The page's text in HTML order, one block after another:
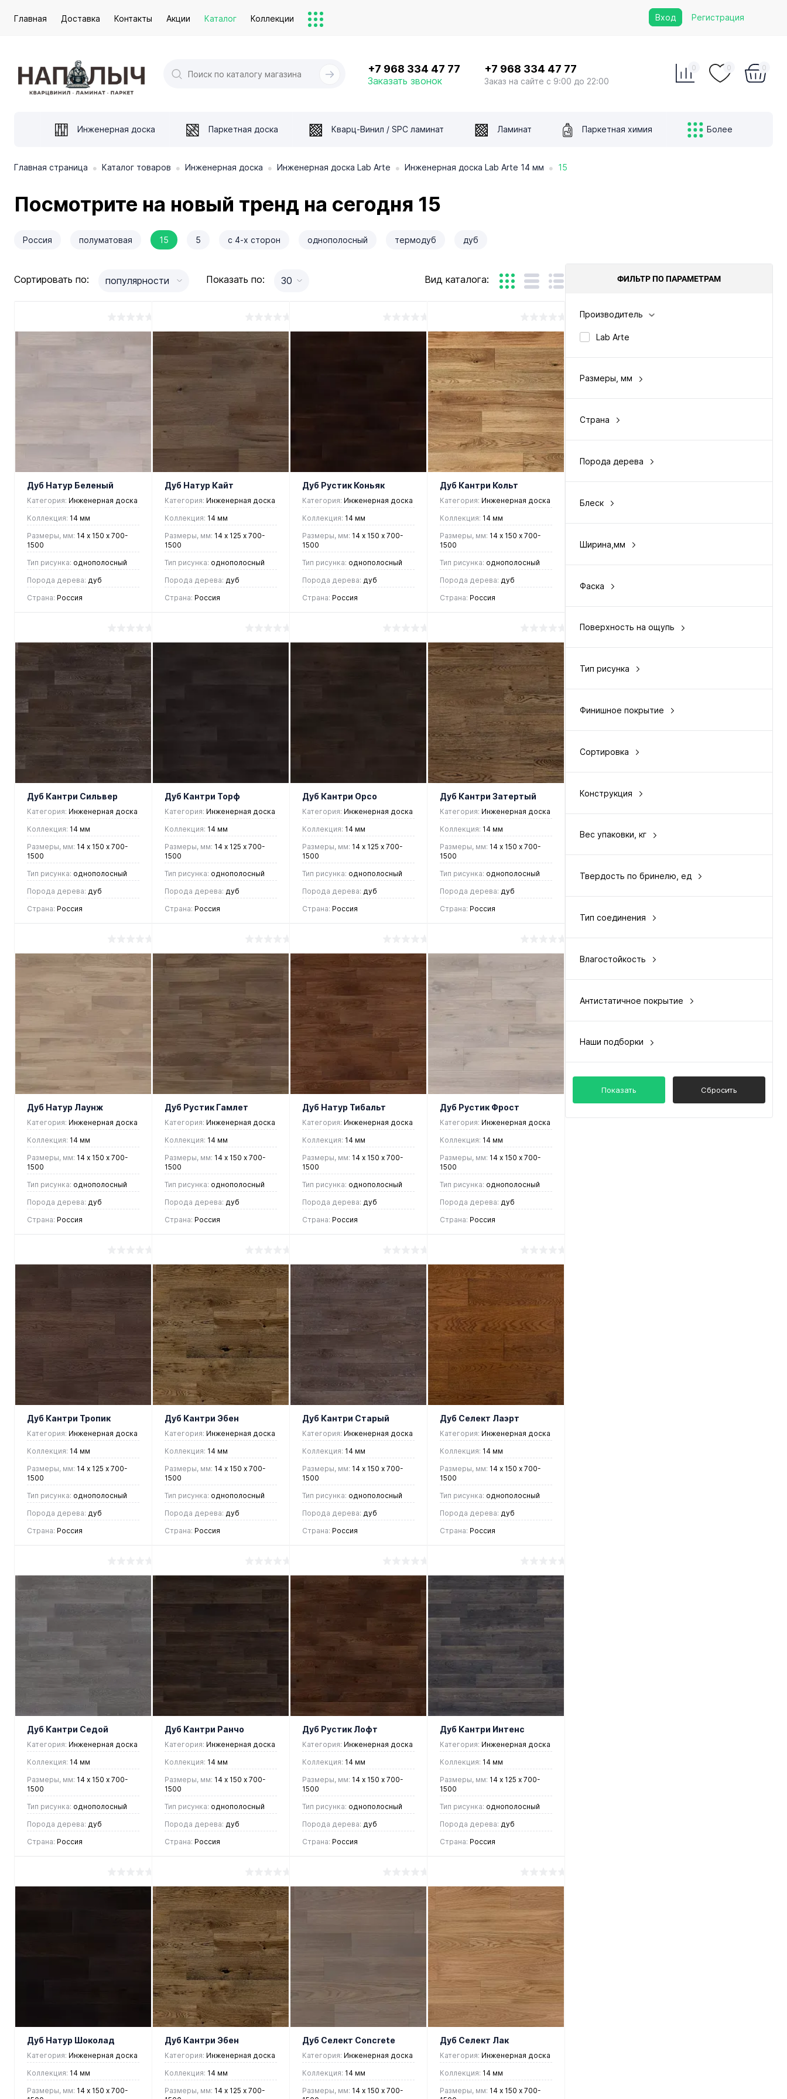
Главная Доставка Контакты Акции Каталог Коллекции Вход Регистрация
+7 968 334 47 77
Заказать звонок
+7 968 334 47 77
Заказ на сайте с 9:00 до 22:00
0 0 0
Инженерная доска Паркетная доска Кварц-Винил / SPC ламинат Ламинат Паркетная химия Более
Главная страница • Каталог товаров • Инженерная доска • Инженерная доска Lab Arte • Инженерная доска Lab Arte 14 мм • 15
Посмотрите на новый тренд на сегодня 15
Россия полуматовая 15 5 с 4-х сторон однополосный термодуб дуб
ФИЛЬТР ПО ПАРАМЕТРАМ
Производитель
Lab Arte
Размеры, мм
Страна
Порода дерева
Блеск
Ширина,мм
Фаска
Поверхность на ощупь
Тип рисунка
Финишное покрытие
Сортировка
Конструкция
Вес упаковки, кг
Твердость по бринелю, ед
Тип соединения
Влагостойкость
Антистатичное покрытие
Наши подборки
Показать Сбросить
Сортировать по: популярности Показать по: 30 Вид каталога:
Дуб Натур Беленый
Категория: Инженерная доска
Коллекция: 14 мм
Размеры, мм: 14 х 150 х 700-
1500
Тип рисунка: однополосный
Порода дерева: дуб
Страна: Россия
В корзину
клик
Сравнение
избранное
Дуб Натур Кайт
Категория: Инженерная доска
Коллекция: 14 мм
Размеры, мм: 14 х 125 х 700-
1500
Тип рисунка: однополосный
Порода дерева: дуб
Страна: Россия
Дуб Рустик Коньяк
Категория: Инженерная доска
Коллекция: 14 мм
Размеры, мм: 14 х 150 х 700-
1500
Тип рисунка: однополосный
Порода дерева: дуб
Страна: Россия
Дуб Кантри Кольт
Категория: Инженерная доска
Коллекция: 14 мм
Размеры, мм: 14 х 150 х 700-
1500
Тип рисунка: однополосный
Порода дерева: дуб
Страна: Россия
В корзину
Купить в 1
клик
Сравнение
В
избранное
В
наличии
Дуб Кантри Сильвер
Категория: Инженерная доска
Коллекция: 14 мм
Размеры, мм: 14 х 150 х 700-
1500
Тип рисунка: однополосный
Порода дерева: дуб
Страна: Россия
В корзину
Купить в 1
клик
избранное
наличии
Дуб Кантри Торф
Категория: Инженерная доска
Коллекция: 14 мм
Размеры, мм: 14 х 125 х 700-
1500
Тип рисунка: однополосный
Порода дерева: дуб
Страна: Россия
В корзину
Купить в 1
Сравнение
избранное
В
наличии
Дуб Кантри Орсо
Категория: Инженерная доска
Коллекция: 14 мм
Размеры, мм: 14 х 125 х 700-
1500
Тип рисунка: однополосный
Порода дерева: дуб
Страна: Россия
клик
Сравнение
избранное
Дуб Кантри Затертый
Категория: Инженерная доска
Коллекция: 14 мм
Размеры, мм: 14 х 150 х 700-
1500
Тип рисунка: однополосный
Порода дерева: дуб
Страна: Россия
В корзину
Сравнение
В
наличии
Дуб Натур Лаунж
Категория: Инженерная доска
Коллекция: 14 мм
Размеры, мм: 14 х 150 х 700-
1500
Тип рисунка: однополосный
Порода дерева: дуб
Страна: Россия
В корзину
Купить в 1
клик
В
наличии
Дуб Рустик Гамлет
Категория: Инженерная доска
Коллекция: 14 мм
Размеры, мм: 14 х 150 х 700-
1500
Тип рисунка: однополосный
Порода дерева: дуб
Страна: Россия
В корзину
Купить в 1
клик
Сравнение
В
избранное
В
наличии
Дуб Натур Тибальт
Категория: Инженерная доска
Коллекция: 14 мм
Размеры, мм: 14 х 150 х 700-
1500
Тип рисунка: однополосный
Порода дерева: дуб
Страна: Россия
клик
Сравнение
избранное
Дуб Рустик Фрост
Категория: Инженерная доска
Коллекция: 14 мм
Размеры, мм: 14 х 150 х 700-
1500
Тип рисунка: однополосный
Порода дерева: дуб
Страна: Россия
В корзину
Купить в 1
клик
Сравнение
избранное
наличии
Дуб Кантри Тропик
Категория: Инженерная доска
Коллекция: 14 мм
Размеры, мм: 14 х 125 х 700-
1500
Тип рисунка: однополосный
Порода дерева: дуб
Страна: Россия
В корзину
Сравнение
Дуб Кантри Эбен
Категория: Инженерная доска
Коллекция: 14 мм
Размеры, мм: 14 х 150 х 700-
1500
Тип рисунка: однополосный
Порода дерева: дуб
Страна: Россия
В корзину
Дуб Кантри Старый
Категория: Инженерная доска
Коллекция: 14 мм
Размеры, мм: 14 х 150 х 700-
1500
Тип рисунка: однополосный
Порода дерева: дуб
Страна: Россия
В корзину
Купить в 1
клик
Сравнение
В
Дуб Селект Лаэрт
Категория: Инженерная доска
Коллекция: 14 мм
Размеры, мм: 14 х 150 х 700-
1500
Тип рисунка: однополосный
Порода дерева: дуб
Страна: Россия
В корзину
Купить в 1
клик
Сравнение
В
наличии
Дуб Кантри Седой
Категория: Инженерная доска
Коллекция: 14 мм
Размеры, мм: 14 х 150 х 700-
1500
Тип рисунка: однополосный
Порода дерева: дуб
Страна: Россия
Дуб Кантри Ранчо
Категория: Инженерная доска
Коллекция: 14 мм
Размеры, мм: 14 х 150 х 700-
1500
Тип рисунка: однополосный
Порода дерева: дуб
Страна: Россия
В корзину
Купить в 1
клик
Сравнение
В
избранное
В
наличии
Дуб Рустик Лофт
Категория: Инженерная доска
Коллекция: 14 мм
Размеры, мм: 14 х 150 х 700-
1500
Тип рисунка: однополосный
Порода дерева: дуб
Страна: Россия
избранное
Дуб Кантри Интенс
Категория: Инженерная доска
Коллекция: 14 мм
Размеры, мм: 14 х 125 х 700-
1500
Тип рисунка: однополосный
Порода дерева: дуб
Страна: Россия
В корзину
Купить в 1
клик
Сравнение
В
избранное
В
наличии
Дуб Натур Шоколад
Категория: Инженерная доска
Коллекция: 14 мм
Размеры, мм: 14 х 150 х 700-
Дуб Кантри Эбен
Категория: Инженерная доска
Коллекция: 14 мм
Размеры, мм: 14 х 125 х 700-
Дуб Селект Concrete
Категория: Инженерная доска
Коллекция: 14 мм
Размеры, мм: 14 х 150 х 700-
Дуб Селект Лак
Категория: Инженерная доска
Коллекция: 14 мм
Размеры, мм: 14 х 150 х 700-